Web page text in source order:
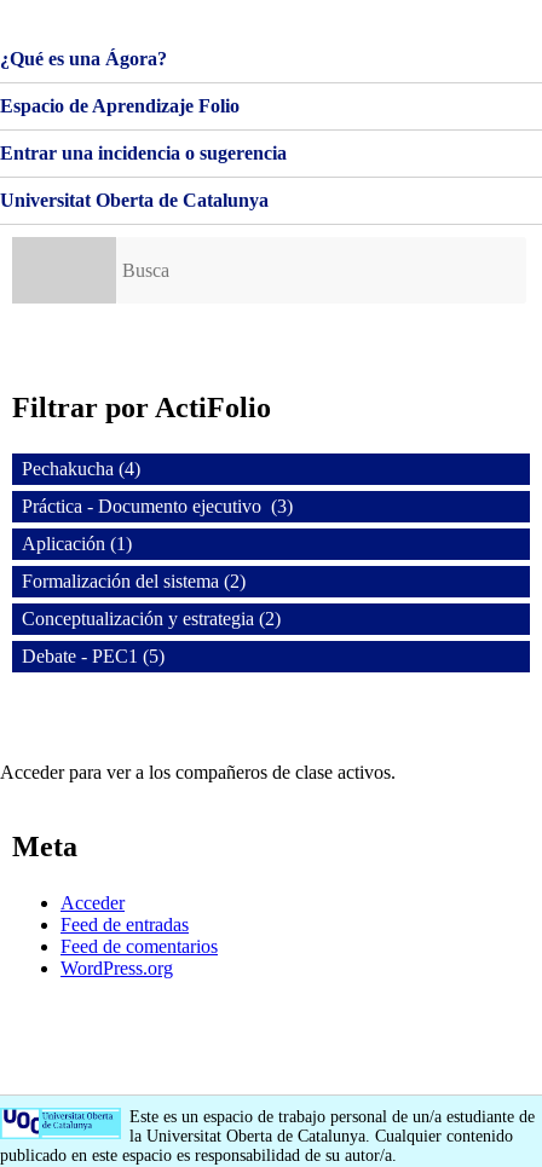
LA
MOLA
¿Qué es una Ágora?
Espacio de Aprendizaje Folio
Entrar una incidencia o sugerencia
Universitat Oberta de Catalunya
Filtrar por ActiFolio
Pechakucha (4)
Práctica - Documento ejecutivo (3)
Aplicación (1)
Formalización del sistema (2)
Conceptualización y estrategia (2)
Debate - PEC1 (5)
Acceder para ver a los compañeros de clase activos.
Meta
Acceder
Feed de entradas
Feed de comentarios
WordPress.org
Este es un espacio de trabajo personal de un/a estudiante de
la Universitat Oberta de Catalunya. Cualquier contenido
publicado en este espacio es responsabilidad de su autor/a.